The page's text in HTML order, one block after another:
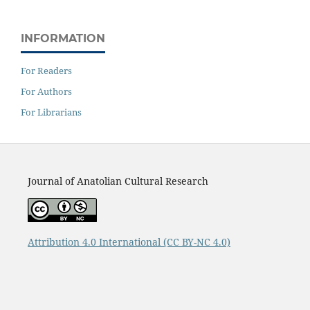
INFORMATION
For Readers
For Authors
For Librarians
Journal of Anatolian Cultural Research
Attribution 4.0 International (CC BY-NC 4.0)